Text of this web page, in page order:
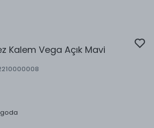
Kalem Vega Açık Mavi